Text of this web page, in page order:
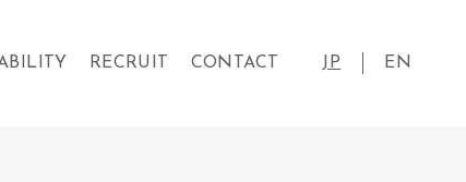
RECRUIT CONTACT JP EN